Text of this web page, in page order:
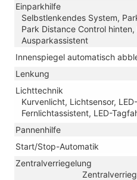
Einparkhilfe
Selbstlenkendes System,
Park Distance Control
Ausparkassistent
Innenspiegel automatisch
Lenkung
Lichttechnik
Kurvenlicht, Lichtsensor,
Fernlichtassistent, LED-
Pannenhilfe
Start/Stop-Automatik
Zentralverriegelung